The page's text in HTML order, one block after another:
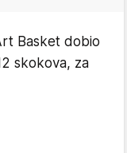
Basket dobio
skokova, za